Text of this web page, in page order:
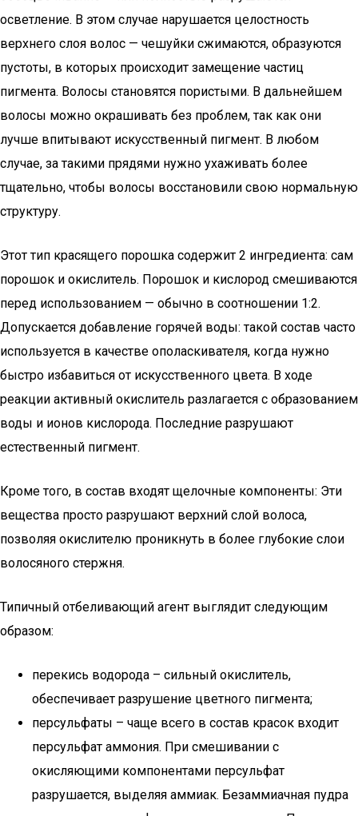
осветление. В этом случае нарушается целостность
верхнего слоя волос — чешуйки сжимаются, образуются
пустоты, в которых происходит замещение частиц
пигмента. Волосы становятся пористыми. В дальнейшем
волосы можно окрашивать без проблем, так как они
лучше впитывают искусственный пигмент. В любом
случае, за такими прядями нужно ухаживать более
тщательно, чтобы волосы восстановили свою нормальную
структуру.
Этот тип красящего порошка содержит 2 ингредиента: сам
порошок и окислитель. Порошок и кислород смешиваются
перед использованием — обычно в соотношении 1:2.
Допускается добавление горячей воды: такой состав часто
используется в качестве ополаскивателя, когда нужно
быстро избавиться от искусственного цвета. В ходе
реакции активный окислитель разлагается с образованием
воды и ионов кислорода. Последние разрушают
естественный пигмент.
Кроме того, в состав входят щелочные компоненты: Эти
вещества просто разрушают верхний слой волоса,
позволяя окислителю проникнуть в более глубокие слои
волосяного стержня.
Типичный отбеливающий агент выглядит следующим
образом:
перекись водорода – сильный окислитель,
обеспечивает разрушение цветного пигмента;
персульфаты – чаще всего в состав красок входит
персульфат аммония. При смешивании с
окисляющими компонентами персульфат
разрушается, выделяя аммиак. Безаммиачная пудра